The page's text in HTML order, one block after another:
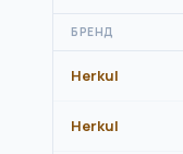
БРЕНД
Herkul
Herkul